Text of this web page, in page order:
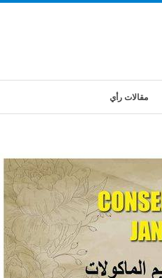
مقالات رأي